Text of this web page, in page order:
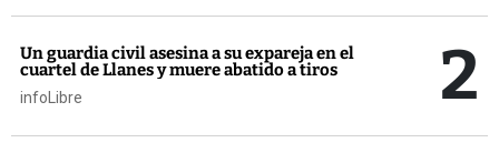
Un guardia civil asesina a su expareja en el
cuartel de Llanes y muere abatido a tiros
infoLibre 2